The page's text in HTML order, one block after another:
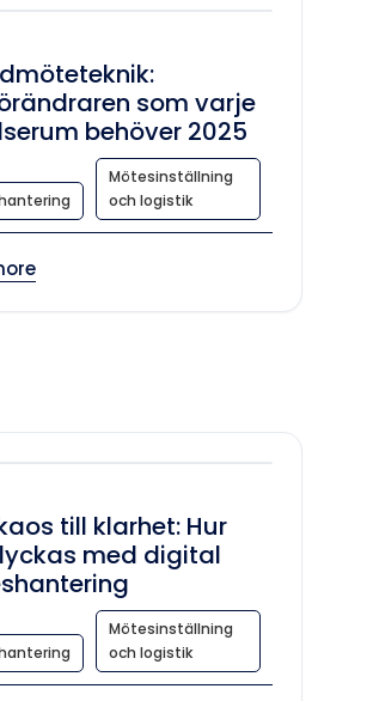
som varje
behöver 2025
Mötesinställning
och logistik
till klarhet: Hur
med digital
Mötesinställning
och logistik